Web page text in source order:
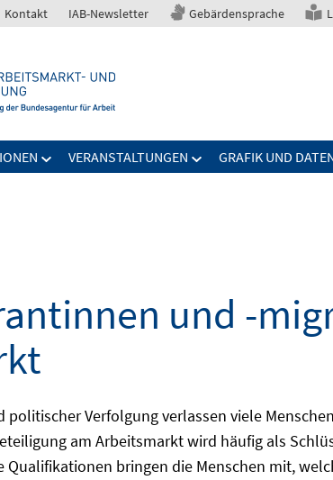
Kontakt IAB-Newsletter Gebärdensprache
VERANSTALTUNGEN GRAFIK UND
und -
politischer Verfolgung verlassen viele
am Arbeitsmarkt wird häufig als
Qualifikationen bringen die Menschen mit,